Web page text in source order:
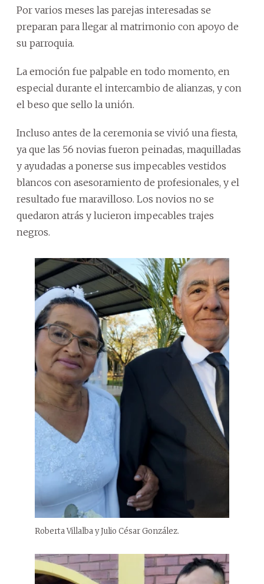
Por varios meses las parejas interesadas se
preparan para llegar al matrimonio con apoyo de
su parroquia.
La emoción fue palpable en todo momento, en
especial durante el intercambio de alianzas, y con
el beso que sello la unión.
Incluso antes de la ceremonia se vivió una fiesta,
ya que las 56 novias fueron peinadas, maquilladas
y ayudadas a ponerse sus impecables vestidos
blancos con asesoramiento de profesionales, y el
resultado fue maravilloso. Los novios no se
quedaron atrás y lucieron impecables trajes
negros.
Roberta Villalba y Julio César González.